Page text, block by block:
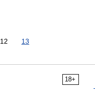
12 13
18+